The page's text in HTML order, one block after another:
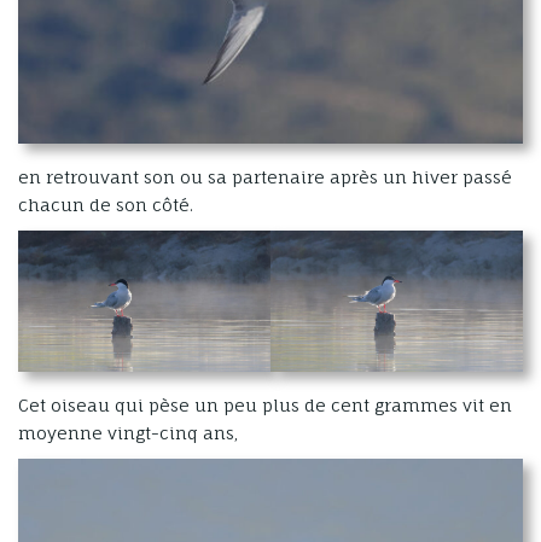
en retrouvant son ou sa partenaire après un hiver passé
chacun de son côté.
Cet oiseau qui pèse un peu plus de cent grammes vit en
moyenne vingt-cinq ans,